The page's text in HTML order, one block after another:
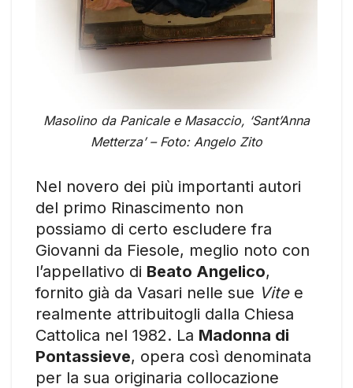
Masolino da Panicale e Masaccio, ‘Sant’Anna
Metterza’ – Foto: Angelo Zito
Nel novero dei più importanti autori
del primo Rinascimento non
possiamo di certo escludere fra
Giovanni da Fiesole, meglio noto con
l’appellativo di Beato Angelico,
fornito già da Vasari nelle sue Vite e
realmente attribuitogli dalla Chiesa
Cattolica nel 1982. La Madonna di
Pontassieve, opera così denominata
per la sua originaria collocazione